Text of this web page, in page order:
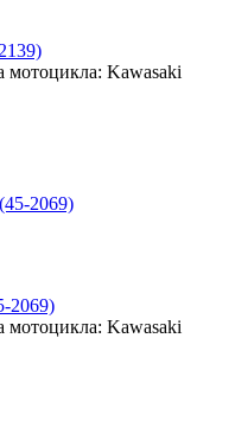
мотоцикла: Kawasaki
2069)
мотоцикла: Kawasaki